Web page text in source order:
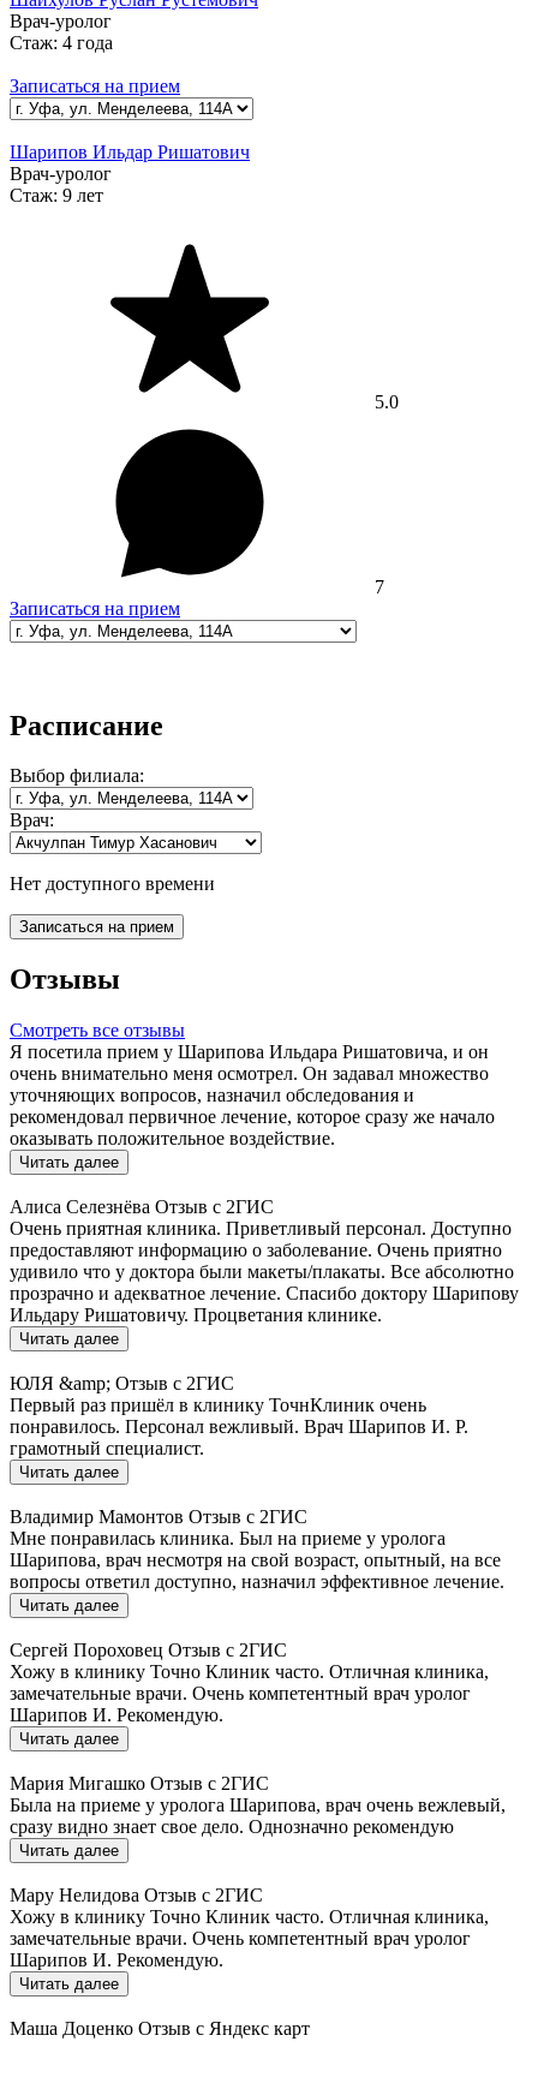
Врач-уролог
Стаж: 4 года
Записаться на прием
Шарипов Ильдар Ришатович
Врач-уролог
Стаж: 9 лет
5.0
7
Записаться на прием
Расписание
Выбор филиала:
Врач:
Нет доступного времени
Записаться на прием
Отзывы
Смотреть все отзывы
Я посетила прием у Шарипова Ильдара Ришатовича, и он
очень внимательно меня осмотрел. Он задавал множество
уточняющих вопросов, назначил обследования и
рекомендовал первичное лечение, которое сразу же начало
оказывать положительное воздействие.
Читать далее
Алиса Селезнёва Отзыв с 2ГИС
Очень приятная клиника. Приветливый персонал. Доступно
предоставляют информацию о заболевание. Очень приятно
удивило что у доктора были макеты/плакаты. Все абсолютно
прозрачно и адекватное лечение. Спасибо доктору Шарипову
Ильдару Ришатовичу. Процветания клинике.
Читать далее
ЮЛЯ &amp; Отзыв с 2ГИС
Первый раз пришёл в клинику ТочнКлиник очень
понравилось. Персонал вежливый. Врач Шарипов И. Р.
грамотный специалист.
Читать далее
Владимир Мамонтов Отзыв с 2ГИС
Мне понравилась клиника. Был на приеме у уролога
Шарипова, врач несмотря на свой возраст, опытный, на все
вопросы ответил доступно, назначил эффективное лечение.
Читать далее
Сергей Пороховец Отзыв с 2ГИС
Хожу в клинику Точно Клиник часто. Отличная клиника,
замечательные врачи. Очень компетентный врач уролог
Шарипов И. Рекомендую.
Читать далее
Мария Мигашко Отзыв с 2ГИС
Была на приеме у уролога Шарипова, врач очень вежлевый,
сразу видно знает свое дело. Однозначно рекомендую
Читать далее
Мару Нелидова Отзыв с 2ГИС
Хожу в клинику Точно Клиник часто. Отличная клиника,
замечательные врачи. Очень компетентный врач уролог
Шарипов И. Рекомендую.
Читать далее
Маша Доценко Отзыв с Яндекс карт